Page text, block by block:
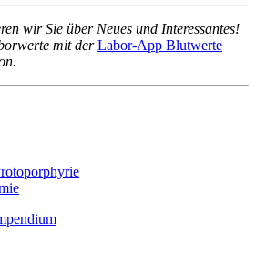
wir Sie über Neues und Interessantes!
mit derLabor-App Blutwerte